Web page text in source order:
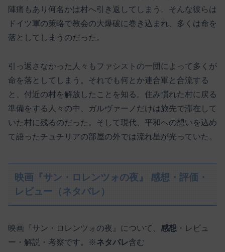
陣痛もあり何名かは村へ引き返してしまう。そんな彼らは
ドイツ軍の策略で教会の大爆破に巻き込まれ、多くは命を
落としてしまうのだった。
引っ返さなかった人々もファシストの一団によって多くが
命を落としてしまう。それでも何とか連合軍と合流する
と、付近の村を解放したことを知る。住み慣れた村に戻る
準備をする人々の中、ガルヴァーノだけは旅先で滞在して
いた村に残るのだった。そして現代、平和への想いを込め
て語ったチュチリアの部屋の外では流れ星が光っていた。
映画『サン・ロレンツォの夜』 感想・評価・
レビュー（ネタバレ）
映画『サン・ロレンツォの夜』について、 感想 ・レビュ
ー・解説・考察です。※ネタバレ含む